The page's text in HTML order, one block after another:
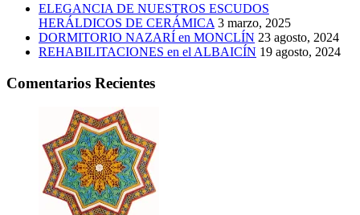
ELEGANCIA DE NUESTROS ESCUDOS
HERÁLDICOS DE CERÁMICA 3 marzo, 2025
DORMITORIO NAZARÍ en MONCLÍN 23 agosto, 2024
REHABILITACIONES en el ALBAICÍN 19 agosto, 2024
Comentarios Recientes